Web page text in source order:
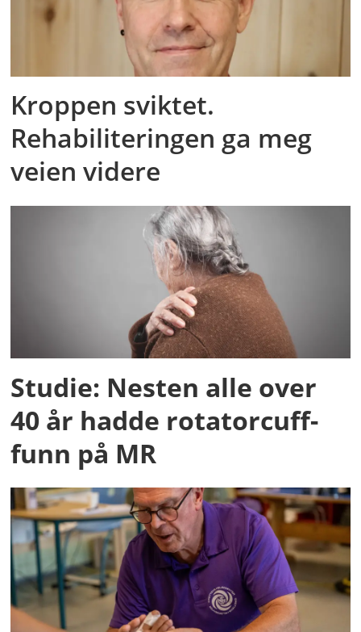
Kroppen sviktet.
Rehabiliteringen ga meg
veien videre
Studie: Nesten alle over
40 år hadde rotatorcuff-
funn på MR